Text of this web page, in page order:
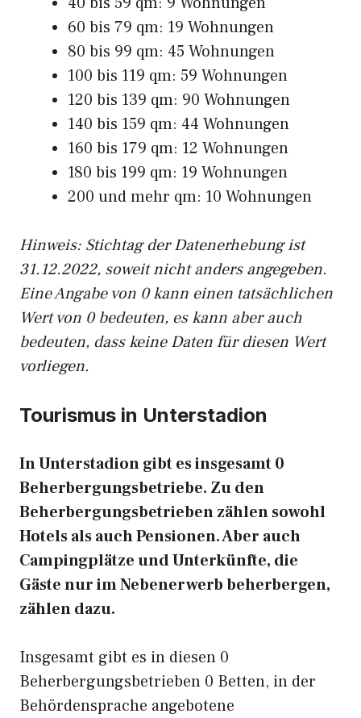
60 bis 79 qm: 19 Wohnungen
80 bis 99 qm: 45 Wohnungen
100 bis 119 qm: 59 Wohnungen
120 bis 139 qm: 90 Wohnungen
140 bis 159 qm: 44 Wohnungen
160 bis 179 qm: 12 Wohnungen
180 bis 199 qm: 19 Wohnungen
200 und mehr qm: 10 Wohnungen
Hinweis: Stichtag der Datenerhebung ist
31.12.2022, soweit nicht anders angegeben.
Eine Angabe von 0 kann einen tatsächlichen
Wert von 0 bedeuten, es kann aber auch
bedeuten, dass keine Daten für diesen Wert
vorliegen.
Tourismus in Unterstadion
In Unterstadion gibt es insgesamt 0
Beherbergungsbetriebe. Zu den
Beherbergungsbetrieben zählen sowohl
Hotels als auch Pensionen. Aber auch
Campingplätze und Unterkünfte, die
Gäste nur im Nebenerwerb beherbergen,
zählen dazu.
Insgesamt gibt es in diesen 0
Beherbergungsbetrieben 0 Betten, in der
Behördensprache angebotene